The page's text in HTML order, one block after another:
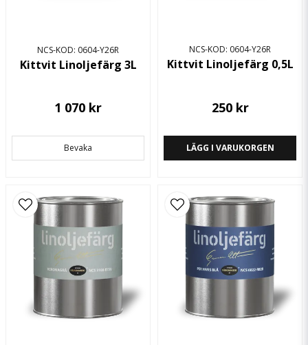
NCS-KOD: 0604-Y26R
Kittvit Linoljefärg 3L
1 070 kr
Bevaka
NCS-KOD: 0604-Y26R
Kittvit Linoljefärg 0,5L
250 kr
LÄGG I VARUKORGEN